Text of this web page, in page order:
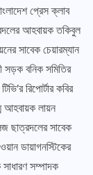
প্রেস ক্লাব
আহবায়ক তকিবুল
সাবেক চেয়ারম্যান
সড়ক বনিক সমিতির
রিপোর্টার কবির
আহবায়ক লায়ন
ছাত্রদলের সাবেক
ডায়াগনস্টিকের
সাধারণ সম্পাদক